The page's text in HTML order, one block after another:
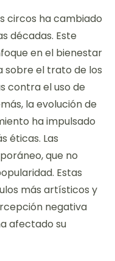
circos ha cambiado
décadas. Este
en el bienestar
sobre el trato de los
contra el uso de
la evolución de
ha impulsado
éticas. Las
que no
Estas
más artísticos y
negativa
afectado su